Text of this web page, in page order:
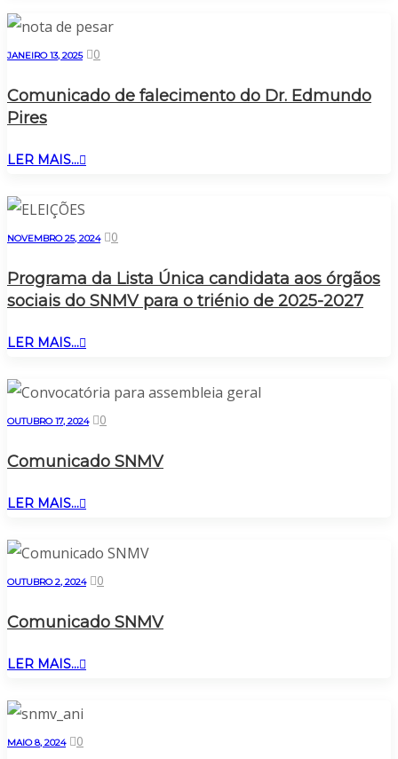
JANEIRO 13, 2025 0
Comunicado de falecimento do Dr. Edmundo
Pires
LER MAIS...
NOVEMBRO 25, 2024 0
Programa da Lista Única candidata aos órgãos
sociais do SNMV para o triénio de 2025-2027
LER MAIS...
OUTUBRO 17, 2024 0
Comunicado SNMV
LER MAIS...
OUTUBRO 2, 2024 0
Comunicado SNMV
LER MAIS...
MAIO 8, 2024 0